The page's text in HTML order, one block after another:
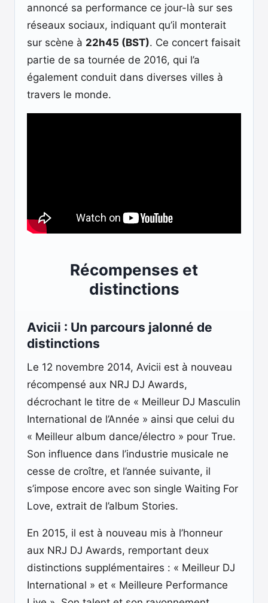
annoncé sa performance ce jour-là sur ses
réseaux sociaux, indiquant qu’il monterait
sur scène à 22h45 (BST). Ce concert faisait
partie de sa tournée de 2016, qui l’a
également conduit dans diverses villes à
travers le monde.
Récompenses et
distinctions
Avicii : Un parcours jalonné de
distinctions
Le 12 novembre 2014, Avicii est à nouveau
récompensé aux NRJ DJ Awards,
décrochant le titre de « Meilleur DJ Masculin
International de l’Année » ainsi que celui du
« Meilleur album dance/électro » pour True.
Son influence dans l’industrie musicale ne
cesse de croître, et l’année suivante, il
s’impose encore avec son single Waiting For
Love, extrait de l’album Stories.
En 2015, il est à nouveau mis à l’honneur
aux NRJ DJ Awards, remportant deux
distinctions supplémentaires : « Meilleur DJ
International » et « Meilleure Performance